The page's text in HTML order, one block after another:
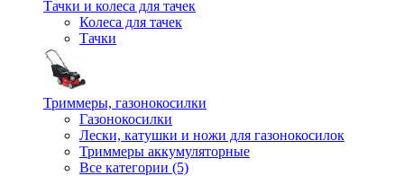
Тачки и колеса для тачек
Колеса для тачек
Тачки
Триммеры, газонокосилки
Газонокосилки
Лески, катушки и ножи для газонокосилок
Триммеры аккумуляторные
Все категории (5)